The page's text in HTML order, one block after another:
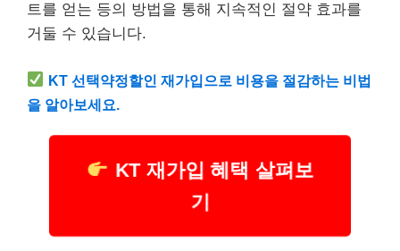
트를 얻는 등의 방법을 통해 지속적인 절약 효과를
거둘 수 있습니다.
KT 선택약정할인 재가입으로 비용을 절감하는 비법
을 알아보세요.
KT 재가입 혜택 살펴보
기